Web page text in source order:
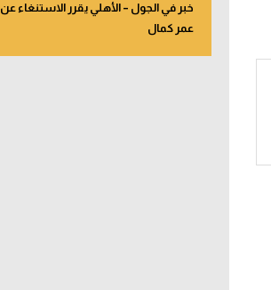
خبر في الجول – الأهلي يقرر الاستنغاء عن
عمر كمال